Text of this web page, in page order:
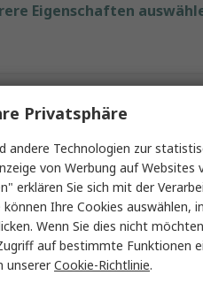
Eigenschaften
Privatsphäre
andere Technologien zur
von Werbung auf
erklären Sie sich mit der
Ihre Cookies auswählen,
Wenn Sie dies nicht
auf bestimmte Funktionen
unsererCookie-Richtlinie.